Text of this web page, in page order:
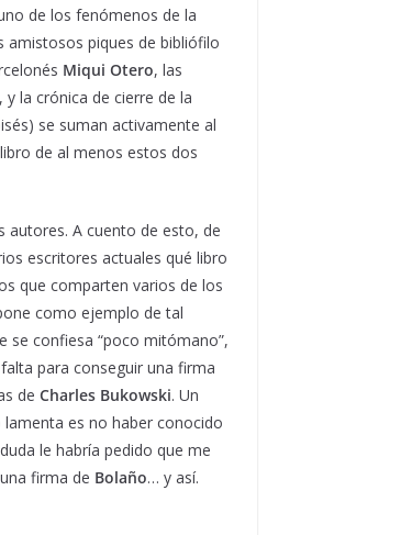
de los fenómenos de la
amistosos piques de bibliófilo
Miqui Otero, las
, y la crónica de cierre de la
se suman activamente al
de al menos estos dos
autores. A cuento de esto, de
escritores actuales qué libro
que comparten varios de los
como ejemplo de tal
se confiesa “poco mitómano”,
para conseguir una firma
de Charles Bukowski. Un
lamenta es no haber conocido
le habría pedido que me
firma de Bolaño… y así.